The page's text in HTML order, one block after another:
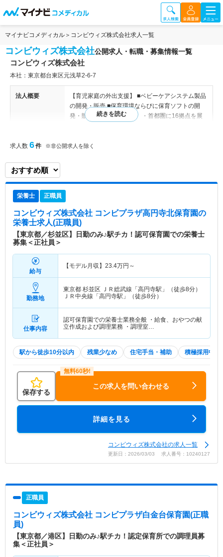
マイナビコメディカル コンビウィズ株式会社求人一覧
コンビウィズ株式会社公開求人・転職・募集情報一覧
コンビウィズ株式会社
本社：東京都台東区元浅草2-6-7
法人概要
【育児家庭の外出支援】 ■ベビーケアシステム製品
の開発・販売 ■保育環境ならびに保育ソフトの開
発・販売 ■保育園の運営 ・首都圏に16拠点を展
ター ・病時シッター ・家事代行 ・ホテル内
京営業所（東京都台東区元浅草2丁目6番7号） 大阪
特色
【グループ会社としての安心感】 親会社の「コン
ビ株式会社」は、ベビー用品／乳幼児玩具などの開
企業（1957年設立）です。グループ全体の職員数
は2,000人を超えています。 【保育事業への取り組
み】 同社のコンビプラザ保育園は「育児家庭の外
出支援」という企業理念をふまえた、児童福祉法に
基づき乳幼児の保育を行う児童福祉施設です。 家
庭的で落ち着いた環境を提供することにより、子ど
もの心身共に健やかな成長を促し、各家庭の様々な
ニーズに合わせたフレキシブルな対応で育児を支援
出支援をし、保育に関する相談に応じ助言を行い、
地域のコミュニティーの場としての子育て支援が同
社の保育事業です。
求人数 6件 ※非公開求人を除く
栄養士 正職員
コンビウィズ株式会社 コンビプラザ高円寺北保育園の
栄養士求人(正職員)
【東京都／杉並区】日勤のみ♪駅チカ！認可保育園での栄養士
募集＜正社員＞
給与
【モデル月収】 23.4万円～
勤務地
東京都 杉並区
ＪＲ総武線「高円寺駅」（徒歩8分）
ＪＲ中央線「高円寺駅」（徒歩8分）
仕事内容
認可保育園での栄養士業務全般 ・給食、おやつの献
立作成および調理業務 ・調理室…
駅から徒歩10分以内 残業少なめ 住宅手当・補助 積極採用中
保存する
この求人を問い合わせる
詳細を見る
コンビウィズ株式会社の求人一覧
更新日：2026/03/03 求人番号：10240127
正職員
コンビウィズ株式会社 コンビプラザ白金台保育園(正職
員)
【東京都／港区】日勤のみ♪駅チカ！認定保育所での調理員募
集＜正社員＞